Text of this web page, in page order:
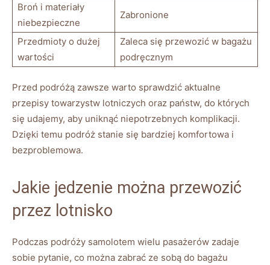
Broń i materiały
niebezpieczne
Zabronione
Przedmioty o dużej
wartości
Zaleca się przewozić w bagażu
podręcznym
Przed podróżą zawsze warto sprawdzić aktualne
przepisy towarzystw lotniczych oraz państw, do których
się udajemy, aby uniknąć niepotrzebnych komplikacji.
Dzięki temu podróż stanie się bardziej komfortowa i
bezproblemowa.
Jakie jedzenie można przewozić
przez lotnisko
Podczas podróży samolotem wielu pasażerów zadaje
sobie pytanie, co można zabrać ze sobą do bagażu